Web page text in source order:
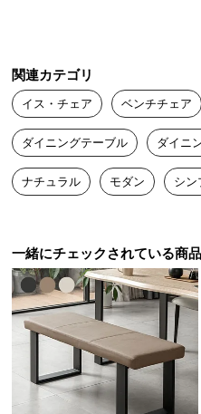
配
送
料
に
つ
い
大
型
商
品
の
送
関連カテゴリ
イス・チェア ベンチチェア
ダイニングテーブル ダイニ
ナチュラル モダン シン
一緒にチェックされている商品